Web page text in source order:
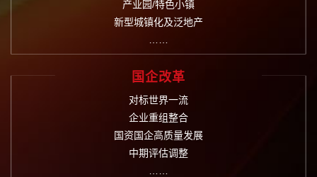
产业园/特色小镇
新型城镇化及泛地产
国企改革
对标世界一流
企业重组整合
国资国企高质量发展
中期评估调整